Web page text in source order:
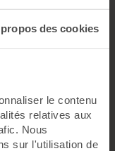
des cookies
le contenu
relatives aux
Nous
sur l'utilisation de
code SOIN50